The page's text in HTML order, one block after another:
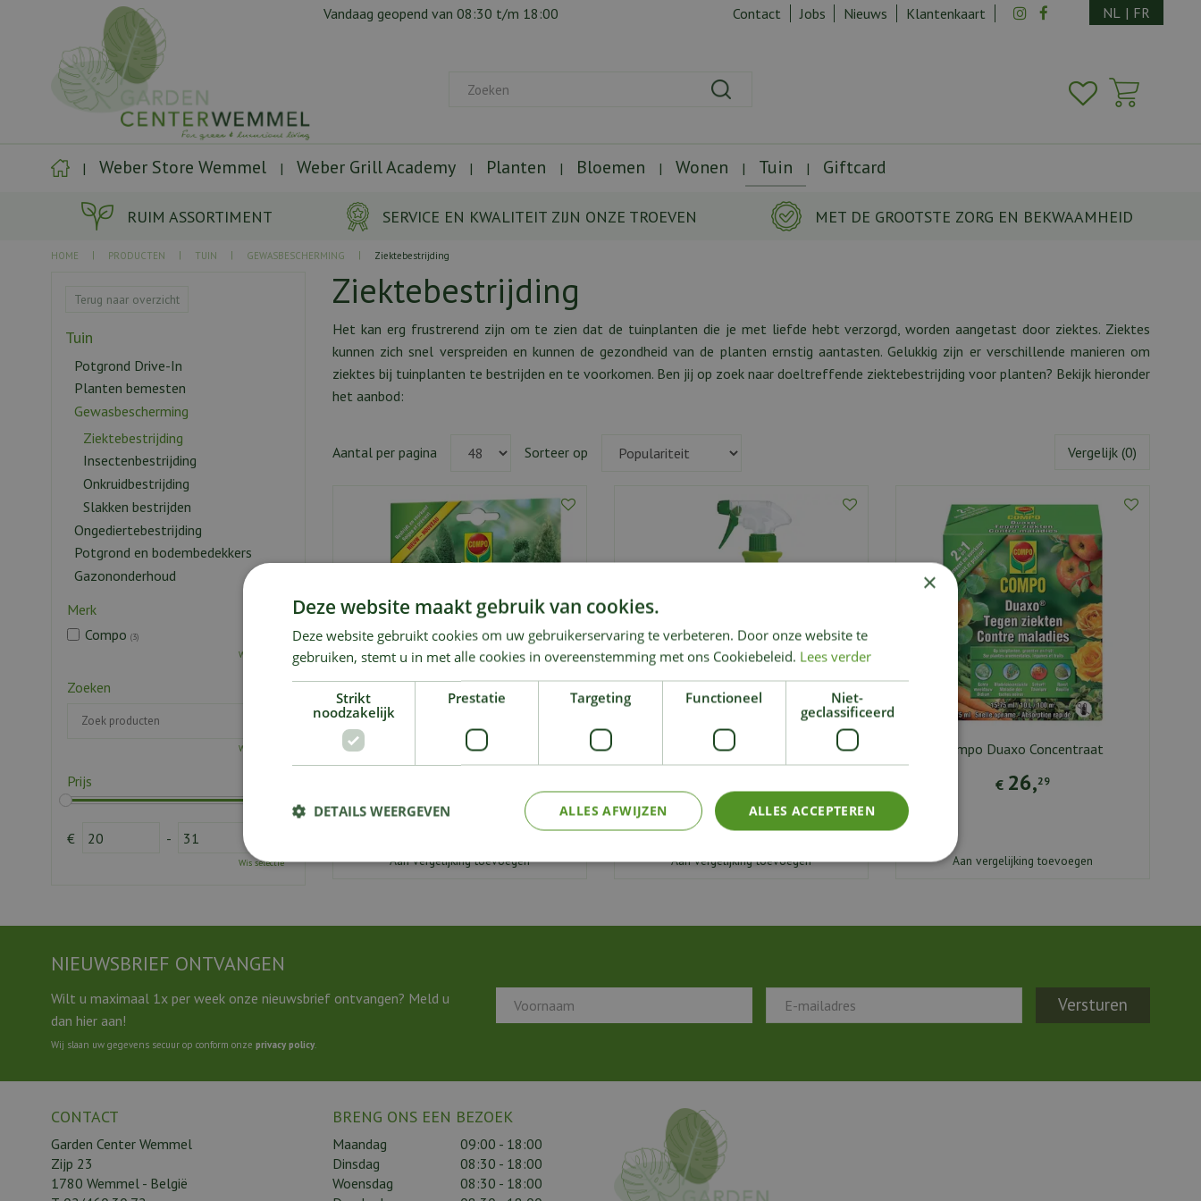
RUIM ASSORTIMENT SERVICE EN KWALITEIT ZIJN ONZE TROEVEN MET DE GROOTSTE ZORG EN BEKWAAMHEID
HOME PRODUCTEN TUIN GEWASBESCHERMING Ziektebestrijding
Vandaag geopend van 08:30 t/m 18:00 Contact Jobs Nieuws Klantenkaart NL | FR
Weber Store Wemmel Weber Grill Academy Planten Bloemen Wonen Tuin Giftcard
Ziektebestrijding
Het kan erg frustrerend zijn om te zien dat de tuinplanten die je met liefde hebt verzorgd, worden aangetast door ziektes. Ziektes
kunnen zich snel verspreiden en kunnen de gezondheid van de planten ernstig aantasten. Gelukkig zijn er verschillende manieren om
ziektes bij tuinplanten te bestrijden en te voorkomen. Ben jij op zoek naar doeltreffende ziektebestrijding voor planten? Bekijk hieronder
het aanbod:
Aantal per pagina Sorteer op Vergelijk (0)
Compo Ortiva plus
Aan vergelijking toevoegen
Compo Duaxo Spray Rozen
Bestellen
Aan vergelijking toevoegen
Compo Duaxo Concentraat
€ 26,29
Aan vergelijking toevoegen
Terug naar overzicht
Tuin
Potgrond Drive-In
Planten bemesten
Gewasbescherming
Ziektebestrijding
Insectenbestrijding
Onkruidbestrijding
Slakken bestrijden
Ongediertebestrijding
Potgrond en bodembedekkers
Gazononderhoud
Merk
Compo (3)
Wis selectie
Zoeken
Wis selectie
Prijs
€ -
Wis selectie
NIEUWSBRIEF ONTVANGEN
Wilt u maximaal 1x per week onze nieuwsbrief ontvangen? Meld u
dan hier aan!
Wij slaan uw gegevens secuur op conform onze privacy policy
CONTACT
Garden Center Wemmel
Zijp 23
1780 Wemmel - België
BRENG ONS EEN BEZOEK
Maandag
09:00 - 18:00
Dinsdag
08:30 - 18:00
Woensdag
08:30 - 18:00
×
Deze website maakt gebruik van cookies.
Deze website gebruikt cookies om uw gebruikerservaring te verbeteren. Door onze website te
gebruiken, stemt u in met alle cookies in overeenstemming met ons Cookiebeleid. Lees verder
Strikt
noodzakelijk
Prestatie Targeting Functioneel
Niet-
geclassificeerd
ALLES ACCEPTEREN
ALLES AFWIJZEN
DETAILS WEERGEVEN